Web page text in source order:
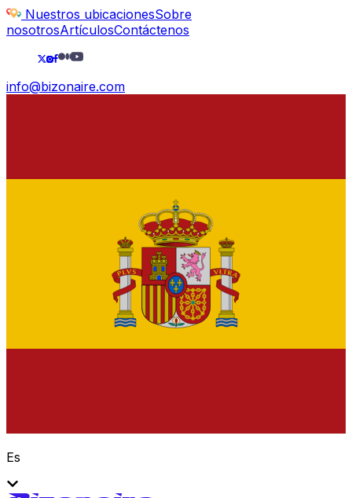
Nuestros ubicacionesSobre
nosotrosArtículosContáctenos
info@bizonaire.com
Es